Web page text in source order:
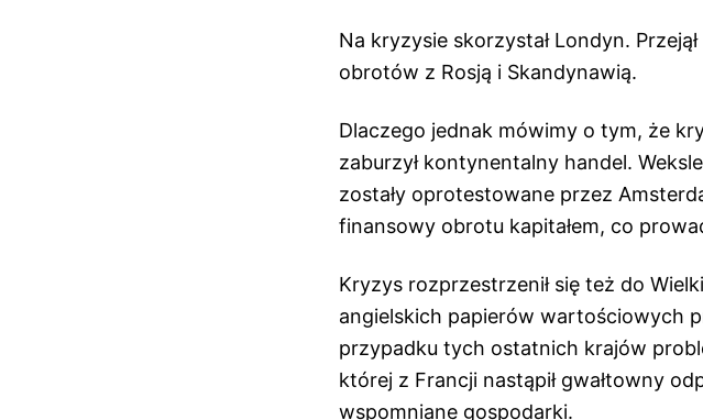
Na kryzysie skorzystał Londyn.
obrotów z Rosją i Skandynawią.
Dlaczego jednak mówimy o tym, że
zaburzył kontynentalny handel.
zostały oprotestowane przez
finansowy obrotu kapitałem, co
Kryzys rozprzestrzenił się też do
angielskich papierów wartościowych
przypadku tych ostatnich krajów
której z Francji nastąpił gwałtowny
wspomniane gospodarki.